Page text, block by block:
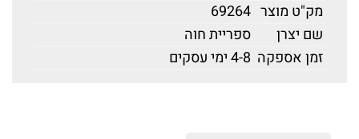
מק"ט מוצר 69264
שם יצרן
ספריית חוה
זמן אספקה 4-8 ימי עסקים